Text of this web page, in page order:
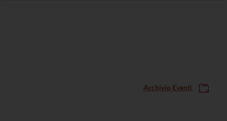
Archivio Eventi